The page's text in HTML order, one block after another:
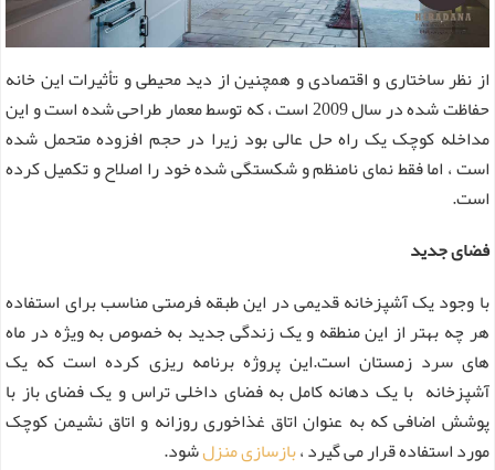
از نظر ساختاری و اقتصادی و همچنین از دید محیطی و تأثیرات این خانه
حفاظت شده در سال 2009 است ، که توسط معمار طراحی شده است و این
مداخله کوچک یک راه حل عالی بود زیرا در حجم افزوده متحمل شده
است ، اما فقط نمای نامنظم و شکستگی شده خود را اصلاح و تکمیل کرده
است.
فضای جدید
با وجود یک آشپزخانه قدیمی در این طبقه فرصتی مناسب برای استفاده
هر چه بهتر از این منطقه و یک زندگی جدید به خصوص به ویژه در ماه
های سرد زمستان است.این پروژه برنامه ریزی کرده است که یک
آشپزخانه با یک دهانه کامل به فضای داخلی تراس و یک فضای باز با
پوشش اضافی که به عنوان اتاق غذاخوری روزانه و اتاق نشیمن کوچک
مورد استفاده قرار می گیرد ،بازسازی منزلشود.